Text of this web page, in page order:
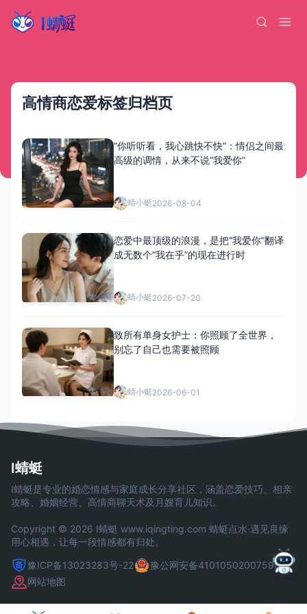
高情商恋爱标签归档页
“你听听看，我心跳快不快”：情侣之间最
高级的调情，从来不说“我爱你”
蜻小蜓2026-08-04
恋爱中最顶级的浪漫，是把“我爱你”翻译
成无数个“我在乎”的现在进行时
蜻小蜓2026-07-20
致所有单身女护士：你照顾了全世界，
别忘了自己也需要被照顾
蜻小蜓2026-06-01
I蜻蜓
I蜻蜓是专业的婚恋情感与家庭成长分享社区，涵盖恋爱技巧、相亲
攻略、婚姻经营、高情商聊天术及月嫂育儿知识。
Copyright © 2026 I蜻蜓 www.iqingting.com 蜻蜓点水·遇见良缘
用心相遇，让每一段情感都有归处。
豫ICP备13023283号-22
豫公网安备41010502007590号
网站地图